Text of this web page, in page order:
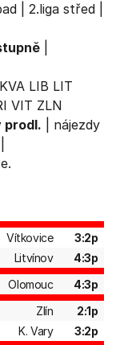
2.liga střed
KVA LIB LIT
VIT ZLN
prodl.
nájezdy
Vítkovice
3:2p
Litvínov
4:3p
Olomouc
4:3p
Zlín
2:1p
K. Vary
3:2p